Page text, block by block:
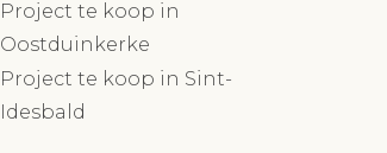
Project te koop in
Oostduinkerke
Project te koop in Sint-
Idesbald